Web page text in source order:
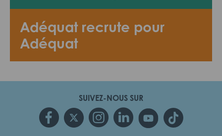
Adéquat recrute pour
Adéquat
SUIVEZ-NOUS SUR